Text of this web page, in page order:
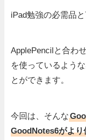
iPad勉強の必需品
ApplePencilと合わ
を使っているよう
とができます。
今回は、 そんな
GoodNotes6がよ